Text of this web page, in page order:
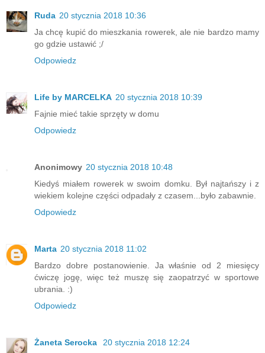
Ruda 20 stycznia 2018 10:36
Ja chcę kupić do mieszkania rowerek, ale nie bardzo mamy
go gdzie ustawić ;/
Odpowiedz
Life by MARCELKA 20 stycznia 2018 10:39
Fajnie mieć takie sprzęty w domu
Odpowiedz
Anonimowy 20 stycznia 2018 10:48
Kiedyś miałem rowerek w swoim domku. Był najtańszy i z
wiekiem kolejne części odpadały z czasem...było zabawnie.
Odpowiedz
Marta 20 stycznia 2018 11:02
Bardzo dobre postanowienie. Ja właśnie od 2 miesięcy
ćwiczę jogę, więc też muszę się zaopatrzyć w sportowe
ubrania. :)
Odpowiedz
Żaneta Serocka
20 stycznia 2018 12:24